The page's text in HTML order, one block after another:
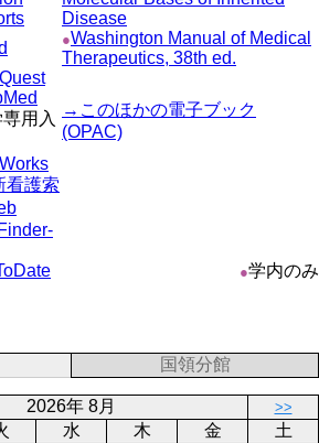
Disease
●Washington Manual of Medical
Therapeutics, 38th ed.
用入
→このほかの電子ブック
(OPAC)
看護索
●学内のみ
国領分館
2026年 8月 >>
水 木 金
土